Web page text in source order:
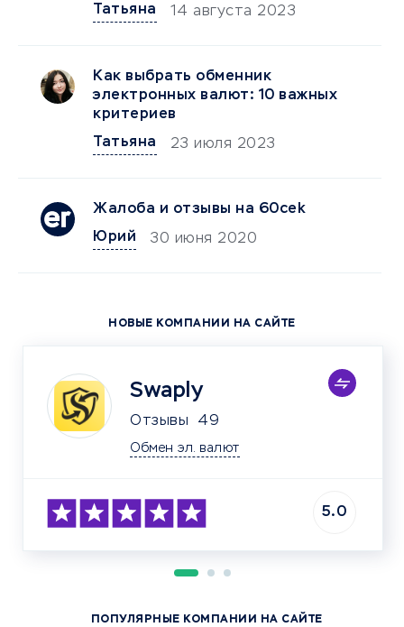
Татьяна 14 августа 2023
Как выбрать обменник
электронных валют: 10 важных
критериев
Татьяна
23 июля 2023
Жалоба и отзывы на 60cek
Юрий
30 июня 2020
НОВЫЕ КОМПАНИИ НА САЙТЕ
Swaply
Отзывы 49
Обмен эл. валют
5.0
ПОПУЛЯРНЫЕ КОМПАНИИ НА САЙТЕ